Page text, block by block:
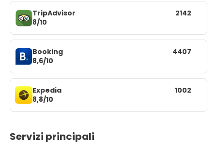
TripAdvisor
8/10
2142
Booking
8,6/10
4407
Expedia
8,8/10
1002
Servizi principali